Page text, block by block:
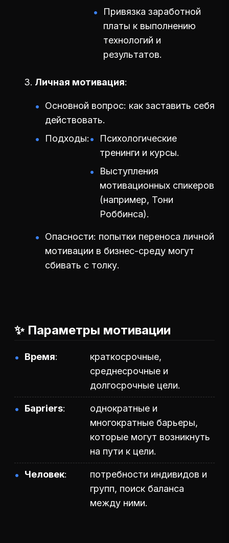
Привязка заработной
платы к выполнению
технологий и
результатов.
Личная мотивация
Основной вопрос: как заставить себя
действовать.
Подходы:
Психологические
тренинги и курсы.
Выступления
мотивационных спикеров
(например, Тони
Роббинса).
Опасности: попытки переноса личной
мотивации в бизнес-среду могут
сбивать с толку.
✨ Параметры мотивации
Время
краткосрочные,
среднесрочные и
долгосрочные цели.
Барriers
однократные и
многократные барьеры,
которые могут возникнуть
на пути к цели.
Человек
потребности индивидов и
групп, поиск баланса
между ними.